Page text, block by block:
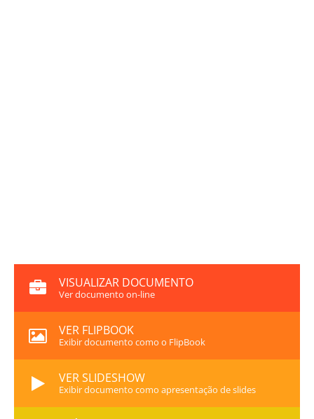
VISUALIZAR DOCUMENTO
Ver documento on-line
VER FLIPBOOK
Exibir documento como o FlipBook
VER SLIDESHOW
Exibir documento como apresentação de slides